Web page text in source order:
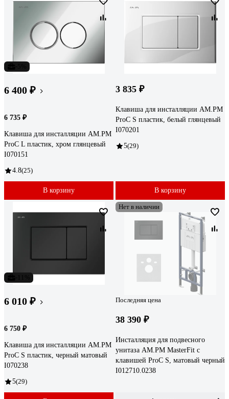
6 400 ₽
6 735 ₽
Клавиша для инсталляции AM.PM
ProC L пластик, хром глянцевый
I070151
4.8(25)
В корзину
3 835 ₽
Клавиша для инсталляции AM.PM
ProC S пластик, белый глянцевый
I070201
5(29)
В корзину
6 010 ₽
6 750 ₽
Клавиша для инсталляции AM.PM
ProC S пластик, черный матовый
I070238
5(29)
Нет в наличии
Последняя цена
38 390 ₽
Инсталляция для подвесного
унитаза AM.PM MasterFit с
клавишей ProC S, матовый черный
I012710.0238